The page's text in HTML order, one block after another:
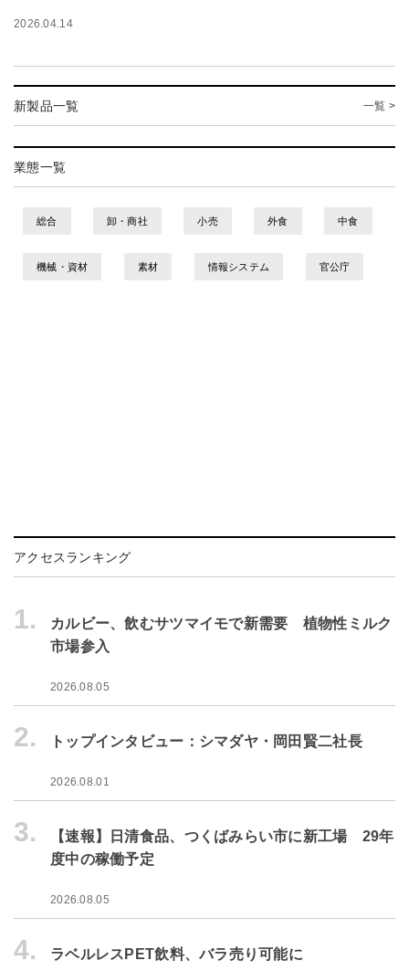
2026.04.14
新製品一覧 一覧 >
業態一覧
総合 卸・商社 小売 外食 中食
機械・資材 素材 情報システム 官公庁
アクセスランキング
1.
カルビー、飲むサツマイモで新需要 植物性ミルク
市場参入
2026.08.05
2. トップインタビュー：シマダヤ・岡田賢二社長
2026.08.01
3.
【速報】日清食品、つくばみらい市に新工場 29年
度中の稼働予定
2026.08.05
4. ラベルレスPET飲料、バラ売り可能に